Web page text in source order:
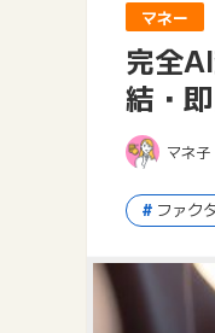
マネー
完全
結・
マネ子
ファク